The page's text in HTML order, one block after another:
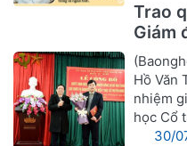
Trao
Giám
Hồ Văn
nhiệm
học Cổ
30/